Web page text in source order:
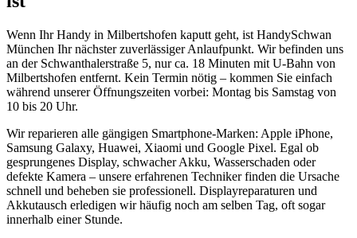
Wenn Ihr Handy in Milbertshofen kaputt geht, ist HandySchwan
München Ihr nächster zuverlässiger Anlaufpunkt. Wir befinden uns
an der Schwanthalerstraße 5, nurca. 18 Minuten mit U-Bahn von
Milbertshofen entfernt. Kein Termin nötig – kommen Sie einfach
während unserer Öffnungszeiten vorbei: Montag bis Samstag von
10 bis 20 Uhr.
Wir reparieren alle gängigen Smartphone-Marken: Apple iPhone,
Samsung Galaxy, Huawei, Xiaomi und Google Pixel. Egal ob
gesprungenes Display, schwacher Akku, Wasserschaden oder
defekte Kamera – unsere erfahrenen Techniker finden die Ursache
schnell und beheben sie professionell. Displayreparaturen und
Akkutausch erledigen wir häufig noch am selben Tag, oft sogar
innerhalb einer Stunde.